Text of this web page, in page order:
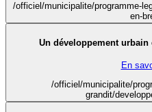
/officiel/municipalite/programme-
en-
Un développement
En
/officiel/municipalite/
grandit/